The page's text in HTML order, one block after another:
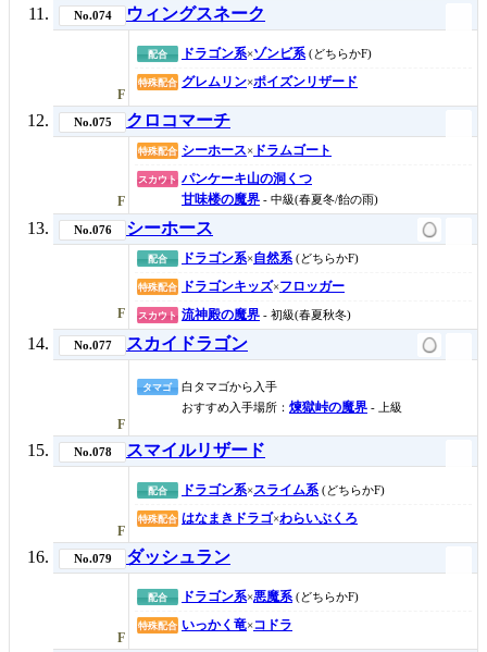
No.074 ウィングスネーク
F
配合 ドラゴン系×ゾンビ系 (どちらかF)
特殊配合 グレムリン×ポイズンリザード
No.075 クロコマーチ
F
特殊配合 シーホース× ドラムゴート
スカウト パンケーキ山の洞くつ
甘味楼の魔界 - 中級(春夏冬/飴の雨)
No.076 シーホース
F
配合 ドラゴン系×自然系 (どちらかF)
特殊配合 ドラゴンキッズ×フロッガー
スカウト 流神殿の魔界 - 初級(春夏秋冬)
No.077 スカイドラゴン
F
タマゴ
白タマゴから入手
おすすめ入手場所： 煉獄峠の魔界 - 上級
No.078 スマイルリザード
F
配合 ドラゴン系×スライム系 (どちらかF)
特殊配合 はなまきドラゴ×わらいぶくろ
No.079 ダッシュラン
F
配合 ドラゴン系×悪魔系 (どちらかF)
特殊配合 いっかく竜×コドラ